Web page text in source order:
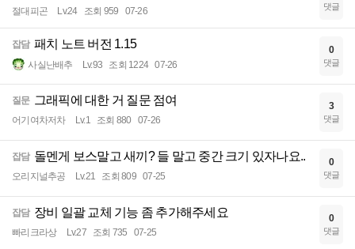
절대피곤 Lv.24 조회 959 07-26 댓글
잡담 패치 노트 버전 1.15
사실난배추 Lv.93 조회 1224 07-26
0
댓글
질문 그래픽에 대한 거 질문 점여
어기여차저차 Lv.1 조회 880 07-26
3
댓글
잡담 돌멘게 보스말고 새끼? 들 말고 중간 크기 있자나요..
오리지널추공 Lv.21 조회 809 07-25
0
댓글
잡담 장비 일괄 교체 기능 좀 추가해주세요
빠리크라상 Lv.27 조회 735 07-25
0
댓글